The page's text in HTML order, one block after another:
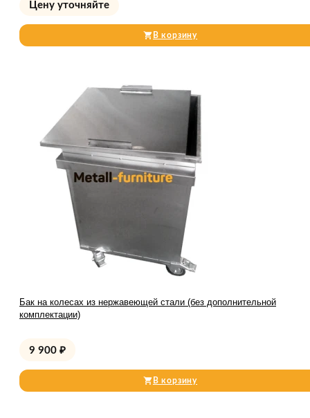
Цену уточняйте
В корзину
Бак на колесах из нержавеющей стали (без дополнительной
комплектации)
9 900 ₽
В корзину